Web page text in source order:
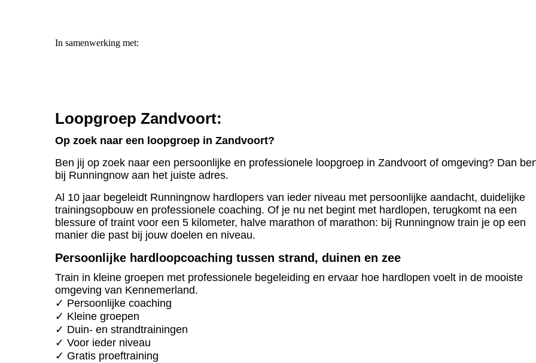
In samenwerking met:
Loopgroep Zandvoort:
Op zoek naar een loopgroep in Zandvoort?
Ben jij op zoek naar een persoonlijke en professionele loopgroep in Zandvoort of omgeving? Dan
bij Runningnow aan het juiste adres.
Al 10 jaar begeleidt Runningnow hardlopers van ieder niveau met persoonlijke aandacht, duidelijke
trainingsopbouw en professionele coaching. Of je nu net begint met hardlopen, terugkomt na een
blessure of traint voor een 5 kilometer, halve marathon of marathon: bij Runningnow train je op een
manier die past bij jouw doelen en niveau.
Persoonlijke hardloopcoaching tussen strand, duinen en zee
Train in kleine groepen met professionele begeleiding en ervaar hoe hardlopen voelt in de mooiste
omgeving van Kennemerland.
✓ Persoonlijke coaching
✓ Kleine groepen
✓ Duin- en strandtrainingen
✓ Voor ieder niveau
✓ Gratis proeftraining